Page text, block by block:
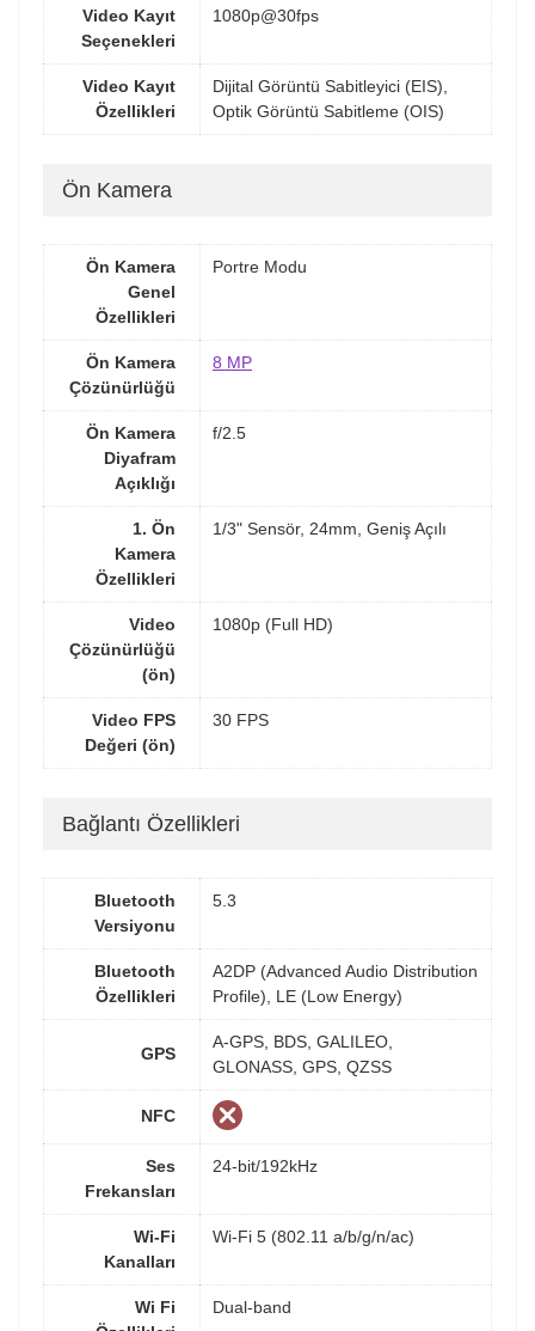
Video Kayıt
Seçenekleri
1080p@30fps
Video Kayıt
Özellikleri
Dijital Görüntü Sabitleyici (EIS),
Optik Görüntü Sabitleme (OIS)
Ön Kamera
Ön Kamera
Genel
Özellikleri
Portre Modu
Ön Kamera
Çözünürlüğü
8 MP
Ön Kamera
Diyafram
Açıklığı
f/2.5
1. Ön
Kamera
Özellikleri
1/3" Sensör, 24mm, Geniş Açılı
Video
Çözünürlüğü
(ön)
1080p (Full HD)
Video FPS
Değeri (ön)
30 FPS
Bağlantı Özellikleri
Bluetooth
Versiyonu
5.3
Bluetooth
Özellikleri
A2DP (Advanced Audio Distribution
Profile), LE (Low Energy)
GPS
A-GPS, BDS, GALILEO,
GLONASS, GPS, QZSS
NFC
Ses
Frekansları
24-bit/192kHz
Wi-Fi
Kanalları
Wi-Fi 5 (802.11 a/b/g/n/ac)
Wi Fi
Dual-band